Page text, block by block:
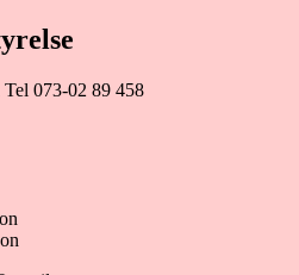
073-02 89 458